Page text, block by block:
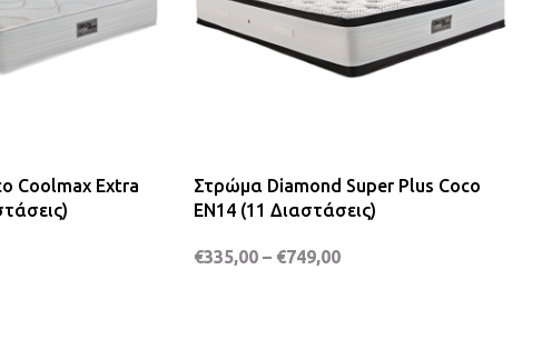
Coolmax Extra
Στρώμα Diamond Super Plus Coco
EN14 (11 Διαστάσεις)
€335,00 – €749,00